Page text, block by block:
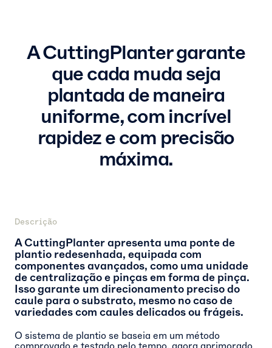
A CuttingPlanter garante
que cada muda seja
plantada de maneira
uniforme, com incrível
rapidez e com precisão
máxima.
Descrição
A CuttingPlanter apresenta uma ponte de
plantio redesenhada, equipada com
componentes avançados, como uma unidade
de centralização e pinças em forma de pinça.
Isso garante um direcionamento preciso do
caule para o substrato, mesmo no caso de
variedades com caules delicados ou frágeis.
O sistema de plantio se baseia em um método